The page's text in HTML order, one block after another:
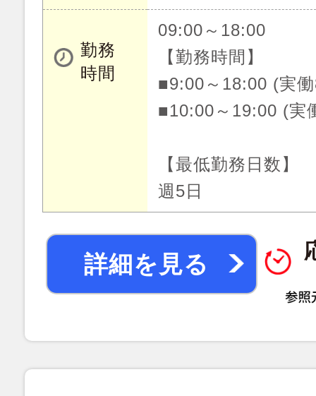
勤務
時間
09:00～18:00
【勤務時間】
■9:00～18:00 (実
■10:00～19:00 (実
【最低勤務日数】
週5日
詳細を見る